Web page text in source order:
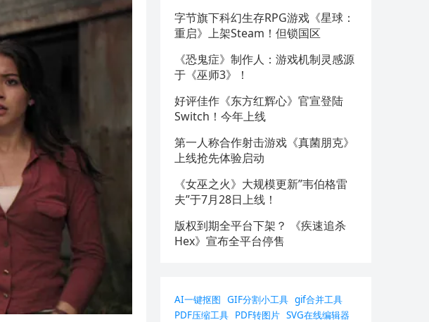
字节旗下科幻生存RPG游戏《星球：
重启》上架Steam！但锁国区
《恐鬼症》制作人：游戏机制灵感源
于《巫师3》！
好评佳作《东方红辉心》官宣登陆
Switch！今年上线
第一人称合作射击游戏《真菌朋克》
上线抢先体验启动
《女巫之火》大规模更新”韦伯格雷
夫”于7月28日上线！
版权到期全平台下架？ 《疾速追杀
Hex》宣布全平台停售
AI一键抠图 GIF分割小工具 gif合并工具
PDF压缩工具 PDF转图片 SVG在线编辑器